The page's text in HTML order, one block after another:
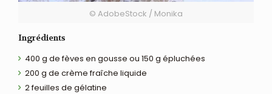
© AdobeStock / Monika
Ingrédients
400 g de fèves en gousse ou 150 g épluchées
200 g de crème fraîche liquide
2 feuilles de gélatine